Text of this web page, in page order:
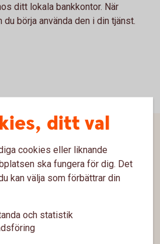
ditt lokala bankkontor. När
börja använda den i din tjänst.
ditt val
cookies eller liknande
ska fungera för dig. Det
kan välja som förbättrar din
och statistik